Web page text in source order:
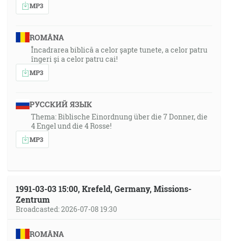
MP3
ROMÂNA
Încadrarea biblică a celor șapte tunete, a celor patru
îngeri și a celor patru cai!
MP3
РУССКИЙ ЯЗЫК
Thema: Biblische Einordnung über die 7 Donner, die
4 Engel und die 4 Rosse!
MP3
1991-03-03 15:00, Krefeld, Germany, Missions-
Zentrum
Broadcasted: 2026-07-08 19:30
ROMÂNA